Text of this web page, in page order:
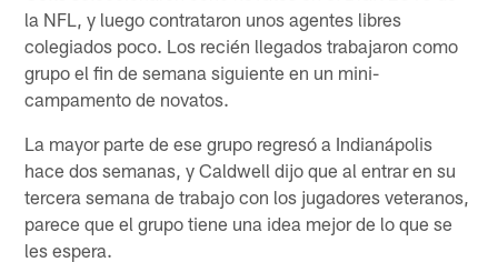
la NFL, y luego contrataron unos agentes libres
colegiados poco. Los recién llegados trabajaron como
grupo el fin de semana siguiente en un mini-
campamento de novatos.
La mayor parte de ese grupo regresó a Indianápolis
hace dos semanas, y Caldwell dijo que al entrar en su
tercera semana de trabajo con los jugadores veteranos,
parece que el grupo tiene una idea mejor de lo que se
les espera.